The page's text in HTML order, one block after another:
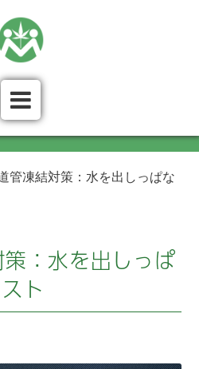
管凍結対策：水を出しっぱな
：水を出しっぱ
ト